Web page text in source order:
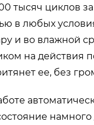
тысяч циклов
в любых
и во влажной
на действия
ее, без